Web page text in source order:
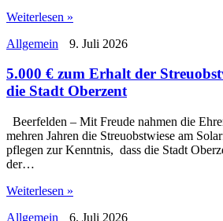
Weiterlesen »
Allgemein
9. Juli 2026
5.000 € zum Erhalt der
die Stadt Oberzent
Beerfelden – Mit Freude nahmen die
mehren Jahren die Streuobstwiese am
pflegen zur Kenntnis, dass die Stadt
der…
Weiterlesen »
Allgemein
6. Juli 2026